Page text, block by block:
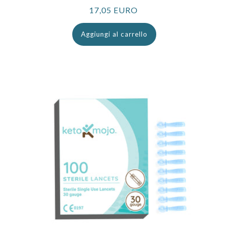
Prezzo
normale
17,05 EURO
Aggiungi al carrello